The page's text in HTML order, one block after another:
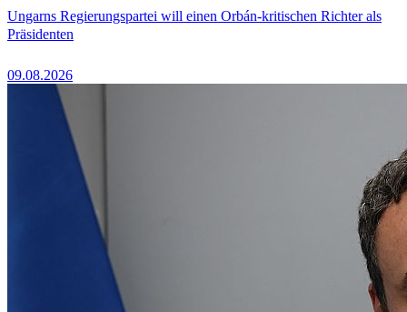
Ungarns Regierungspartei will einen Orbán-kritischen Richter als
Präsidenten
09.08.2026